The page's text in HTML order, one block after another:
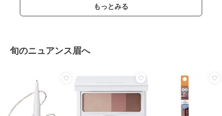
もっとみる
旬のニュアンス眉へ